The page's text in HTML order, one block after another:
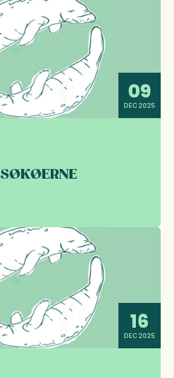
09
DEC 2025
SØKØERNE
16
DEC 2025